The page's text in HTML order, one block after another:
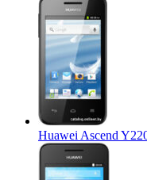
Huawei Ascend